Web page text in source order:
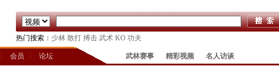
热门搜索： 少林 散打 搏击 武术 KO 功夫
会员 论坛 武林赛事 精彩视频 名人访谈